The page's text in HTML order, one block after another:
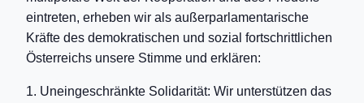
eintreten, erheben wir als außerparlamentarische
Kräfte des demokratischen und sozial fortschrittlichen
Österreichs unsere Stimme und erklären:
1. Uneingeschränkte Solidarität: Wir unterstützen das